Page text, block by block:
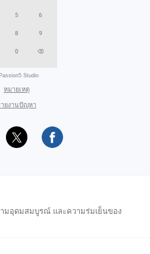
Studio
หมายเหตุ
ยงานปัญหา
มอุดมสมบูรณ์ และความร่มเย็นของ